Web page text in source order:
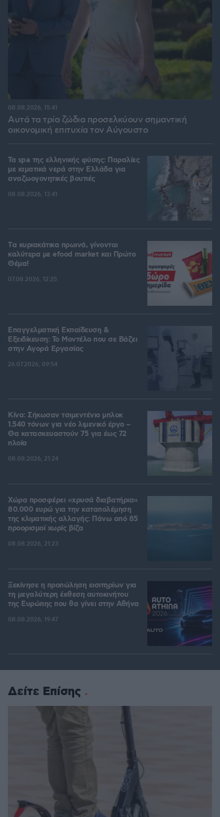
Αυτά τα τρία ζώδια προσελκύουν σημαντική
οικονομική επιτυχία τον Αύγουστο
08.08.2026, 15:41
Τα spa της ελληνικής φύσης: Παραλίες
με ιαματικά νερά στην Ελλάδα για
αναζωογονητικές βουτιές
08.08.2026, 13:41
Tα κυριακάτικα πρωινά, γίνονται
καλύτερα με efood market και Πρώτο
Θέμα!
07.08.2026, 12:25
Επαγγελματική Εκπαίδευση &
Εξειδίκευση: Το Mοντέλο που σε Bάζει
στην Aγορά Eργασίας
26.07.2026, 09:54
Κίνα: Σήκωσαν τσιμεντένιο μπλοκ
1.540 τόνων για νέο λιμενικό έργο –
Θα κατασκευαστούν 75 για έως 72
πλοία
08.08.2026, 21:24
Χώρα προσφέρει «χρυσά διαβατήρια»
80.000 ευρώ για την καταπολέμηση
της κλιματικής αλλαγής: Πάνω από 85
προορισμοί χωρίς βίζα
08.08.2026, 21:23
Ξεκίνησε η προπώληση εισιτηρίων για
τη μεγαλύτερη έκθεση αυτοκινήτου
της Ευρώπης που θα γίνει στην Αθήνα
08.08.2026, 19:47
Δείτε Επίσης